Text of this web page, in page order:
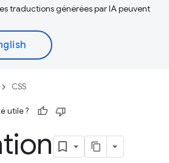
traductions générées par IA peuvent
CSS
utile ?